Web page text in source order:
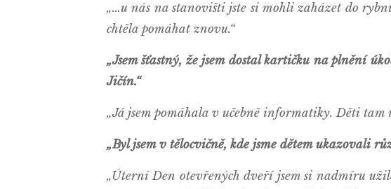
„…u nás na stanovišti jste si mohli zaházet do
chtěla pomáhat znovu.“
„Jsem šťastný, že jsem dostal kartičku na plnění
Jičín.“
„Já jsem pomáhala v učebně informatiky. Děti
„Byl jsem v tělocvičně, kde jsme dětem ukazovali
„Úterní Den otevřených dveří jsem si nadmíru